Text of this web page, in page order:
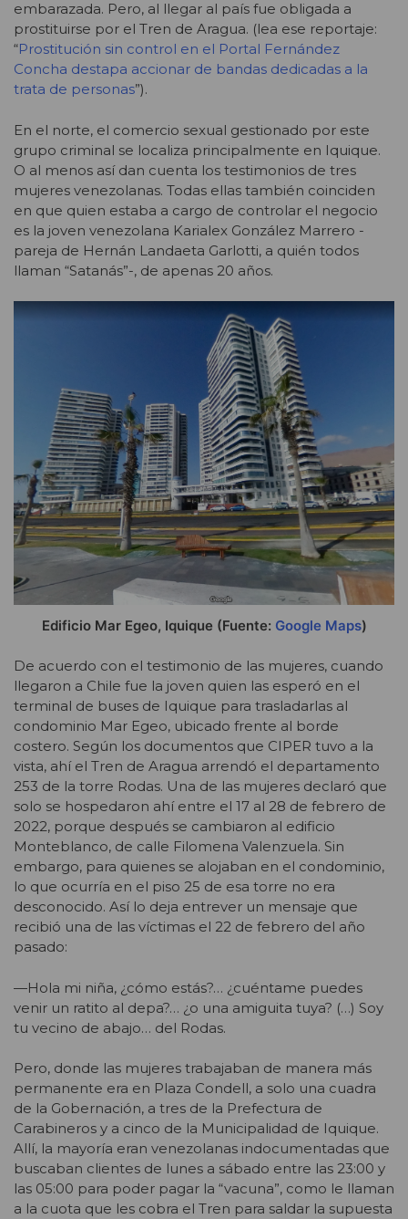
embarazada. Pero, al llegar al país fue obligada a
prostituirse por el Tren de Aragua. (lea ese reportaje:
“Prostitución sin control en el Portal Fernández
Concha destapa accionar de bandas dedicadas a la
trata de personas”).
En el norte, el comercio sexual gestionado por este
grupo criminal se localiza principalmente en Iquique.
O al menos así dan cuenta los testimonios de tres
mujeres venezolanas. Todas ellas también coinciden
en que quien estaba a cargo de controlar el negocio
es la joven venezolana Karialex González Marrero -
pareja de Hernán Landaeta Garlotti, a quién todos
llaman “Satanás”-, de apenas 20 años.
Edificio Mar Egeo, Iquique (Fuente: Google Maps)
De acuerdo con el testimonio de las mujeres, cuando
llegaron a Chile fue la joven quien las esperó en el
terminal de buses de Iquique para trasladarlas al
condominio Mar Egeo, ubicado frente al borde
costero. Según los documentos que CIPER tuvo a la
vista, ahí el Tren de Aragua arrendó el departamento
253 de la torre Rodas. Una de las mujeres declaró que
solo se hospedaron ahí entre el 17 al 28 de febrero de
2022, porque después se cambiaron al edificio
Monteblanco, de calle Filomena Valenzuela. Sin
embargo, para quienes se alojaban en el condominio,
lo que ocurría en el piso 25 de esa torre no era
desconocido. Así lo deja entrever un mensaje que
recibió una de las víctimas el 22 de febrero del año
pasado:
—Hola mi niña, ¿cómo estás?… ¿cuéntame puedes
venir un ratito al depa?… ¿o una amiguita tuya? (…) Soy
tu vecino de abajo… del Rodas.
Pero, donde las mujeres trabajaban de manera más
permanente era en Plaza Condell, a solo una cuadra
de la Gobernación, a tres de la Prefectura de
Carabineros y a cinco de la Municipalidad de Iquique.
Allí, la mayoría eran venezolanas indocumentadas que
buscaban clientes de lunes a sábado entre las 23:00 y
las 05:00 para poder pagar la “vacuna”, como le llaman
a la cuota que les cobra el Tren para saldar la supuesta